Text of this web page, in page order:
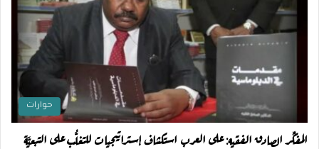
حوارات
المفكِّر الصادق الفقيه: على العرب استكشاف إستراتيجيات للتغلُّب على التبعيَّة